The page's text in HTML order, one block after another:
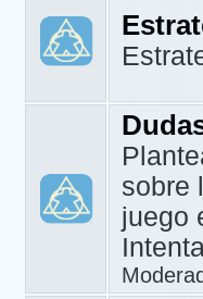
sobre
juego